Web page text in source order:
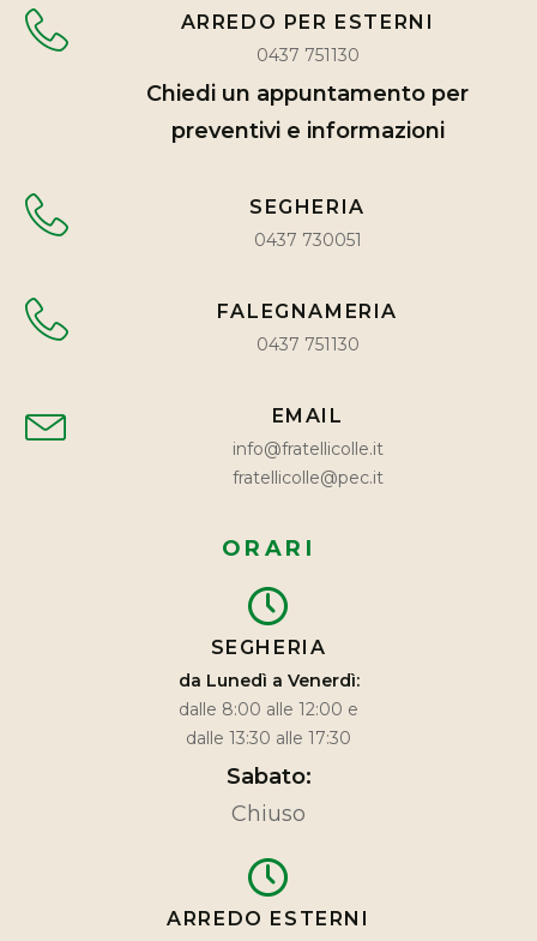
ARREDO PER ESTERNI
0437 751130
Chiedi un appuntamento per
preventivi e informazioni
SEGHERIA
0437 730051
FALEGNAMERIA
0437 751130
EMAIL
info@fratellicolle.it
fratellicolle@pec.it
ORARI
SEGHERIA
da Lunedì a Venerdì:
dalle 8:00 alle 12:00 e
dalle 13:30 alle 17:30
Sabato:
Chiuso
ARREDO ESTERNI